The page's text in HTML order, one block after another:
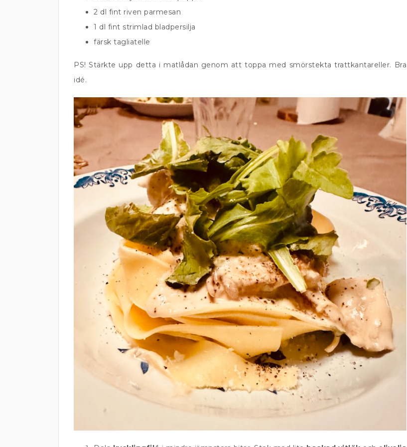
2 dl fint riven parmesan
1 dl fint strimlad bladpersilja
färsk tagliatelle
PS! Stärkte upp detta i matlådan genom att toppa med smörstekta trattkantareller. Bra
idé.